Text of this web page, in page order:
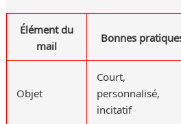
Élément du
mail
Bonnes
Objet
Court,
personnalisé,
incitatif